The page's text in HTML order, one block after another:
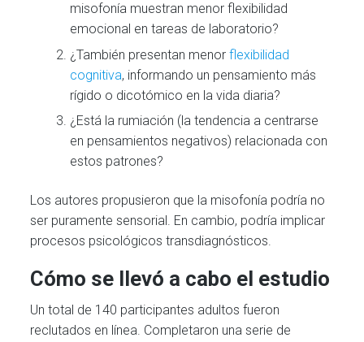
misofonía muestran menor flexibilidad
emocional en tareas de laboratorio?
¿También presentan menorflexibilidad
cognitiva, informando un pensamiento más
rígido o dicotómico en la vida diaria?
¿Está la rumiación (la tendencia a centrarse
en pensamientos negativos) relacionada con
estos patrones?
Los autores propusieron que la misofonía podría no
ser puramente sensorial. En cambio, podría implicar
procesos psicológicos transdiagnósticos.
Cómo se llevó a cabo el estudio
Un total de 140 participantes adultos fueron
reclutados en línea. Completaron una serie de